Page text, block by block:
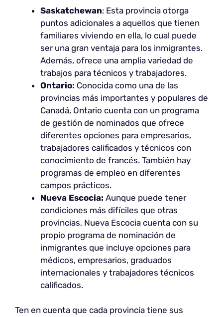
Saskatchewan: Esta provincia otorga
puntos adicionales a aquellos que tienen
familiares viviendo en ella, lo cual puede
ser una gran ventaja para los inmigrantes.
Además, ofrece una amplia variedad de
trabajos para técnicos y trabajadores.
Ontario: Conocida como una de las
provincias más importantes y populares de
Canadá, Ontario cuenta con un programa
de gestión de nominados que ofrece
diferentes opciones para empresarios,
trabajadores calificados y técnicos con
conocimiento de francés. También hay
programas de empleo en diferentes
campos prácticos.
Nueva Escocia: Aunque puede tener
condiciones más difíciles que otras
provincias, Nueva Escocia cuenta con su
propio programa de nominación de
inmigrantes que incluye opciones para
médicos, empresarios, graduados
internacionales y trabajadores técnicos
calificados.
Ten en cuenta que cada provincia tiene sus